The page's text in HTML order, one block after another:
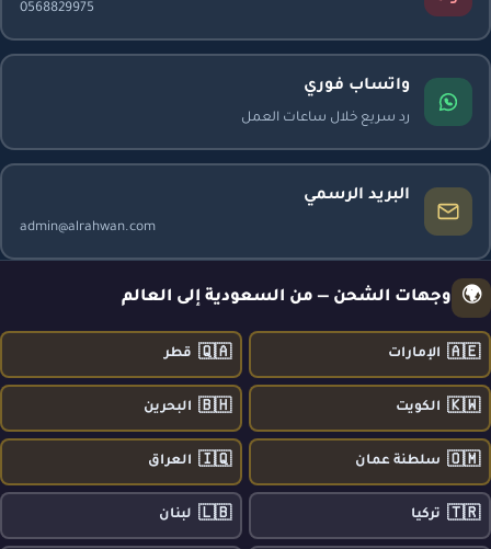
0568829975
واتساب فوري
رد سريع خلال ساعات العمل
البريد الرسمي
admin@alrahwan.com
🌍 وجهات الشحن — من السعودية إلى العالم
🇦🇪 الإمارات 🇶🇦 قطر
🇰🇼 الكويت 🇧🇭 البحرين
🇴🇲 سلطنة عمان 🇮🇶 العراق
🇹🇷 تركيا 🇱🇧 لبنان